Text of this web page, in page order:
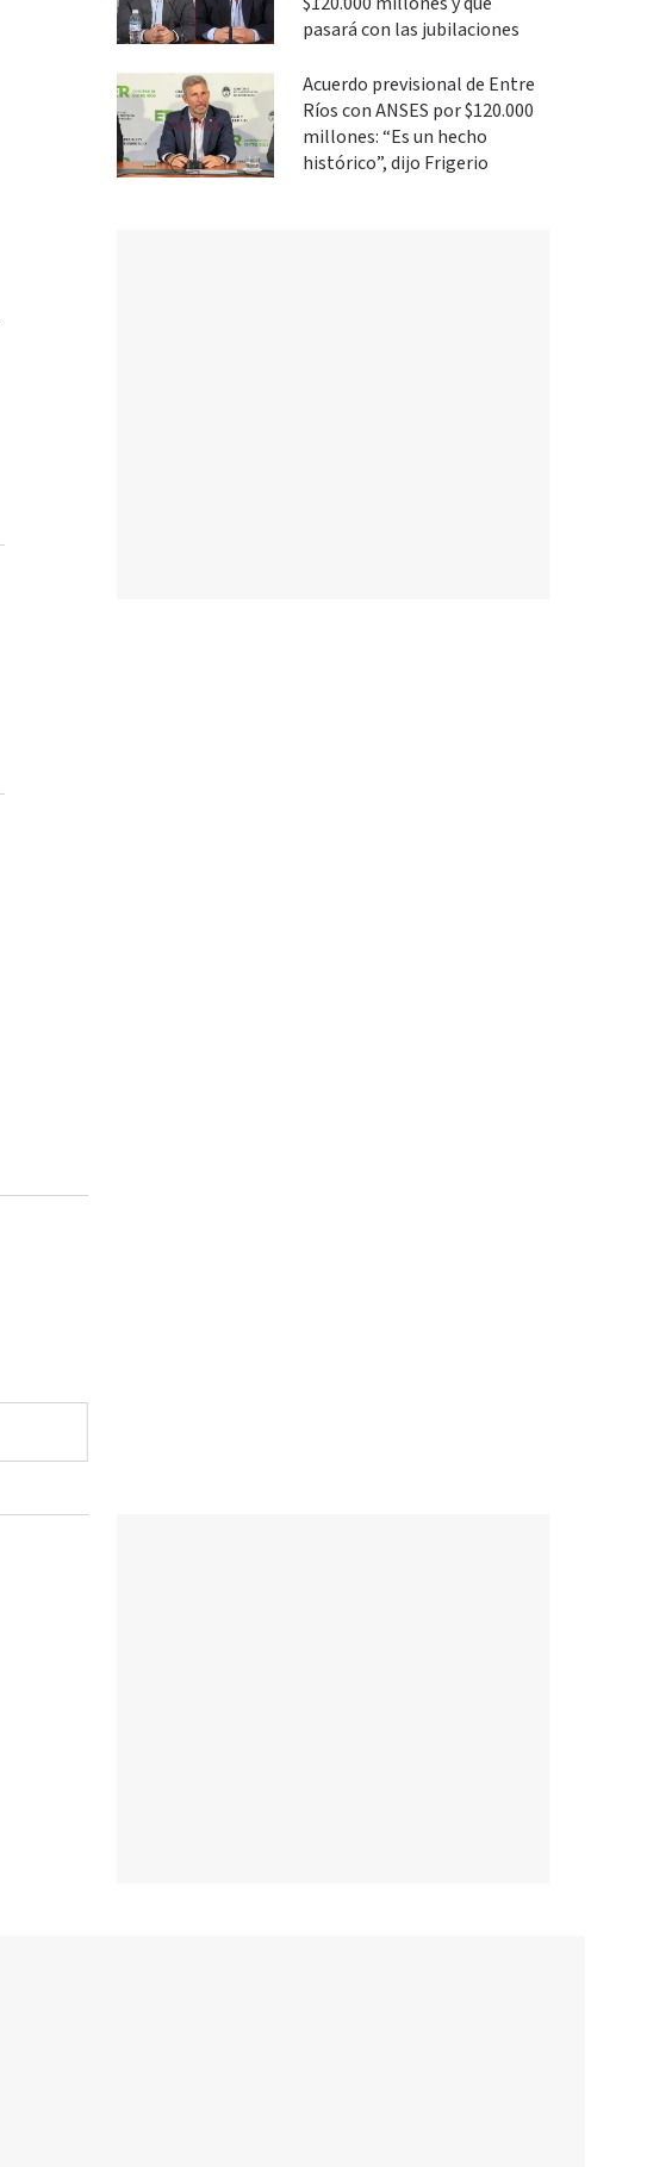
pasará con las jubilaciones
Acuerdo previsional de Entre
Ríos con ANSES por $120.000
millones: “Es un hecho
histórico”, dijo Frigerio